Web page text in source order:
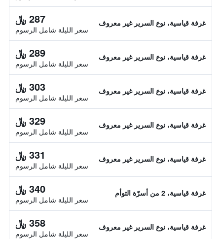
غرفة قياسية، نوع السرير غير معروف 287 ﷼
سعر الليلة شامل الرسوم
غرفة قياسية، نوع السرير غير معروف 289 ﷼
سعر الليلة شامل الرسوم
غرفة قياسية، نوع السرير غير معروف 303 ﷼
سعر الليلة شامل الرسوم
غرفة قياسية، نوع السرير غير معروف 329 ﷼
سعر الليلة شامل الرسوم
غرفة قياسية، نوع السرير غير معروف 331 ﷼
سعر الليلة شامل الرسوم
غرفة قياسية، 2 من أسرّة التوأم 340 ﷼
سعر الليلة شامل الرسوم
غرفة قياسية، نوع السرير غير معروف 358 ﷼
سعر الليلة شامل الرسوم